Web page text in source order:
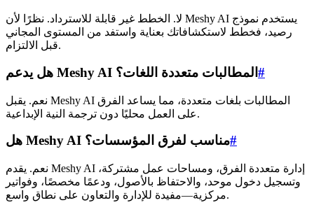
لا. الخطط غير قابلة للاسترداد. نظرًا لأن Meshy AI يستخدم نموذج
رصيد، فخطط لاستكشافاتك بعناية واستفد من المستوى المجاني
قبل الالتزام.
هل يدعم Meshy AI المطالبات متعددة اللغات؟ #
نعم. يقبل Meshy AI المطالبات بلغات متعددة، مما يساعد الفرق
على العمل محليًا دون ترجمة النية الإبداعية.
هل Meshy AI مناسب لفرق المؤسسات؟#
نعم. يقدم Meshy AI إدارة متعددة الفرق، ومساحات عمل مشتركة،
وتسجيل دخول موحد، والاحتفاظ بالأصول، ودعمًا مخصصًا، وفواتير
مركزية—مفيدة للإدارة والتعاون على نطاق واسع.